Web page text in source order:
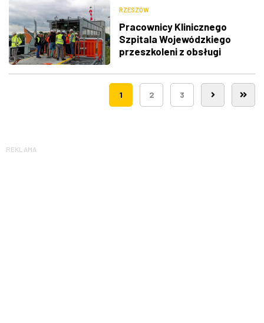
RZESZÓW
Pracownicy Klinicznego
Szpitala Wojewódzkiego
przeszkoleni z obsługi
śmigłowców LPR
1 2 3
REKLAMA